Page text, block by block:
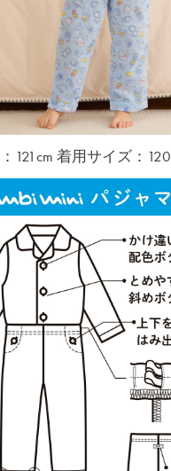
121cm 着用サイズ：120